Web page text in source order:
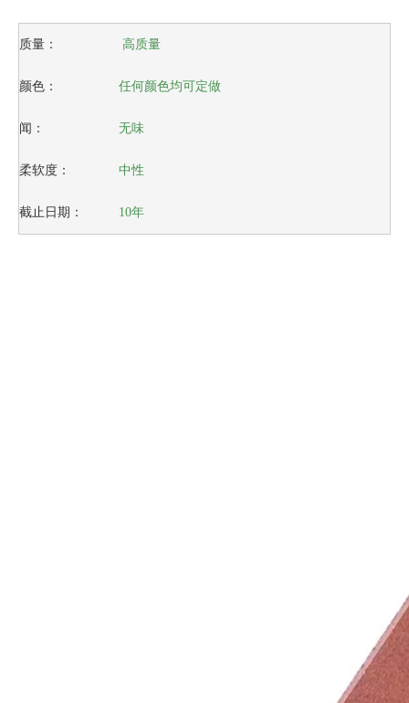
质量： 高质量
颜色： 任何颜色均可定做
闻： 无味
柔软度： 中性
截止日期： 10年